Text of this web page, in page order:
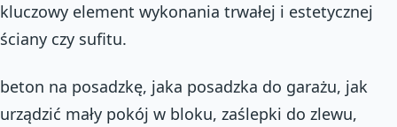
kluczowy element wykonania trwałej i estetycznej
ściany czy sufitu.
beton na posadzkę, jaka posadzka do garażu, jak
urządzić mały pokój w bloku, zaślepki do zlewu,